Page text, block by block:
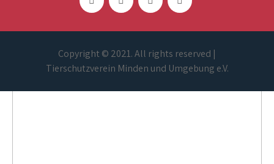
Copyright © 2021. All rights reserved |
Tierschutzverein Minden und Umgebung e.V.